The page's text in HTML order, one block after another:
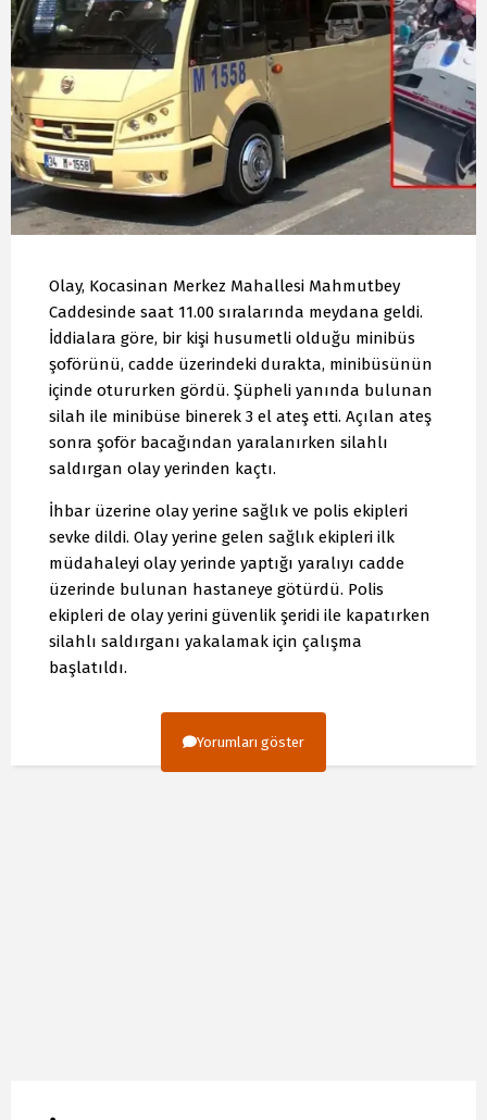
Olay, Kocasinan Merkez Mahallesi Mahmutbey
Caddesinde saat 11.00 sıralarında meydana geldi.
İddialara göre, bir kişi husumetli olduğu minibüs
şoförünü, cadde üzerindeki durakta, minibüsünün
içinde otururken gördü. Şüpheli yanında bulunan
silah ile minibüse binerek 3 el ateş etti. Açılan ateş
sonra şoför bacağından yaralanırken silahlı
saldırgan olay yerinden kaçtı.
İhbar üzerine olay yerine sağlık ve polis ekipleri
sevke dildi. Olay yerine gelen sağlık ekipleri ilk
müdahaleyi olay yerinde yaptığı yaralıyı cadde
üzerinde bulunan hastaneye götürdü. Polis
ekipleri de olay yerini güvenlik şeridi ile kapatırken
silahlı saldırganı yakalamak için çalışma
başlatıldı.
Yorumları göster